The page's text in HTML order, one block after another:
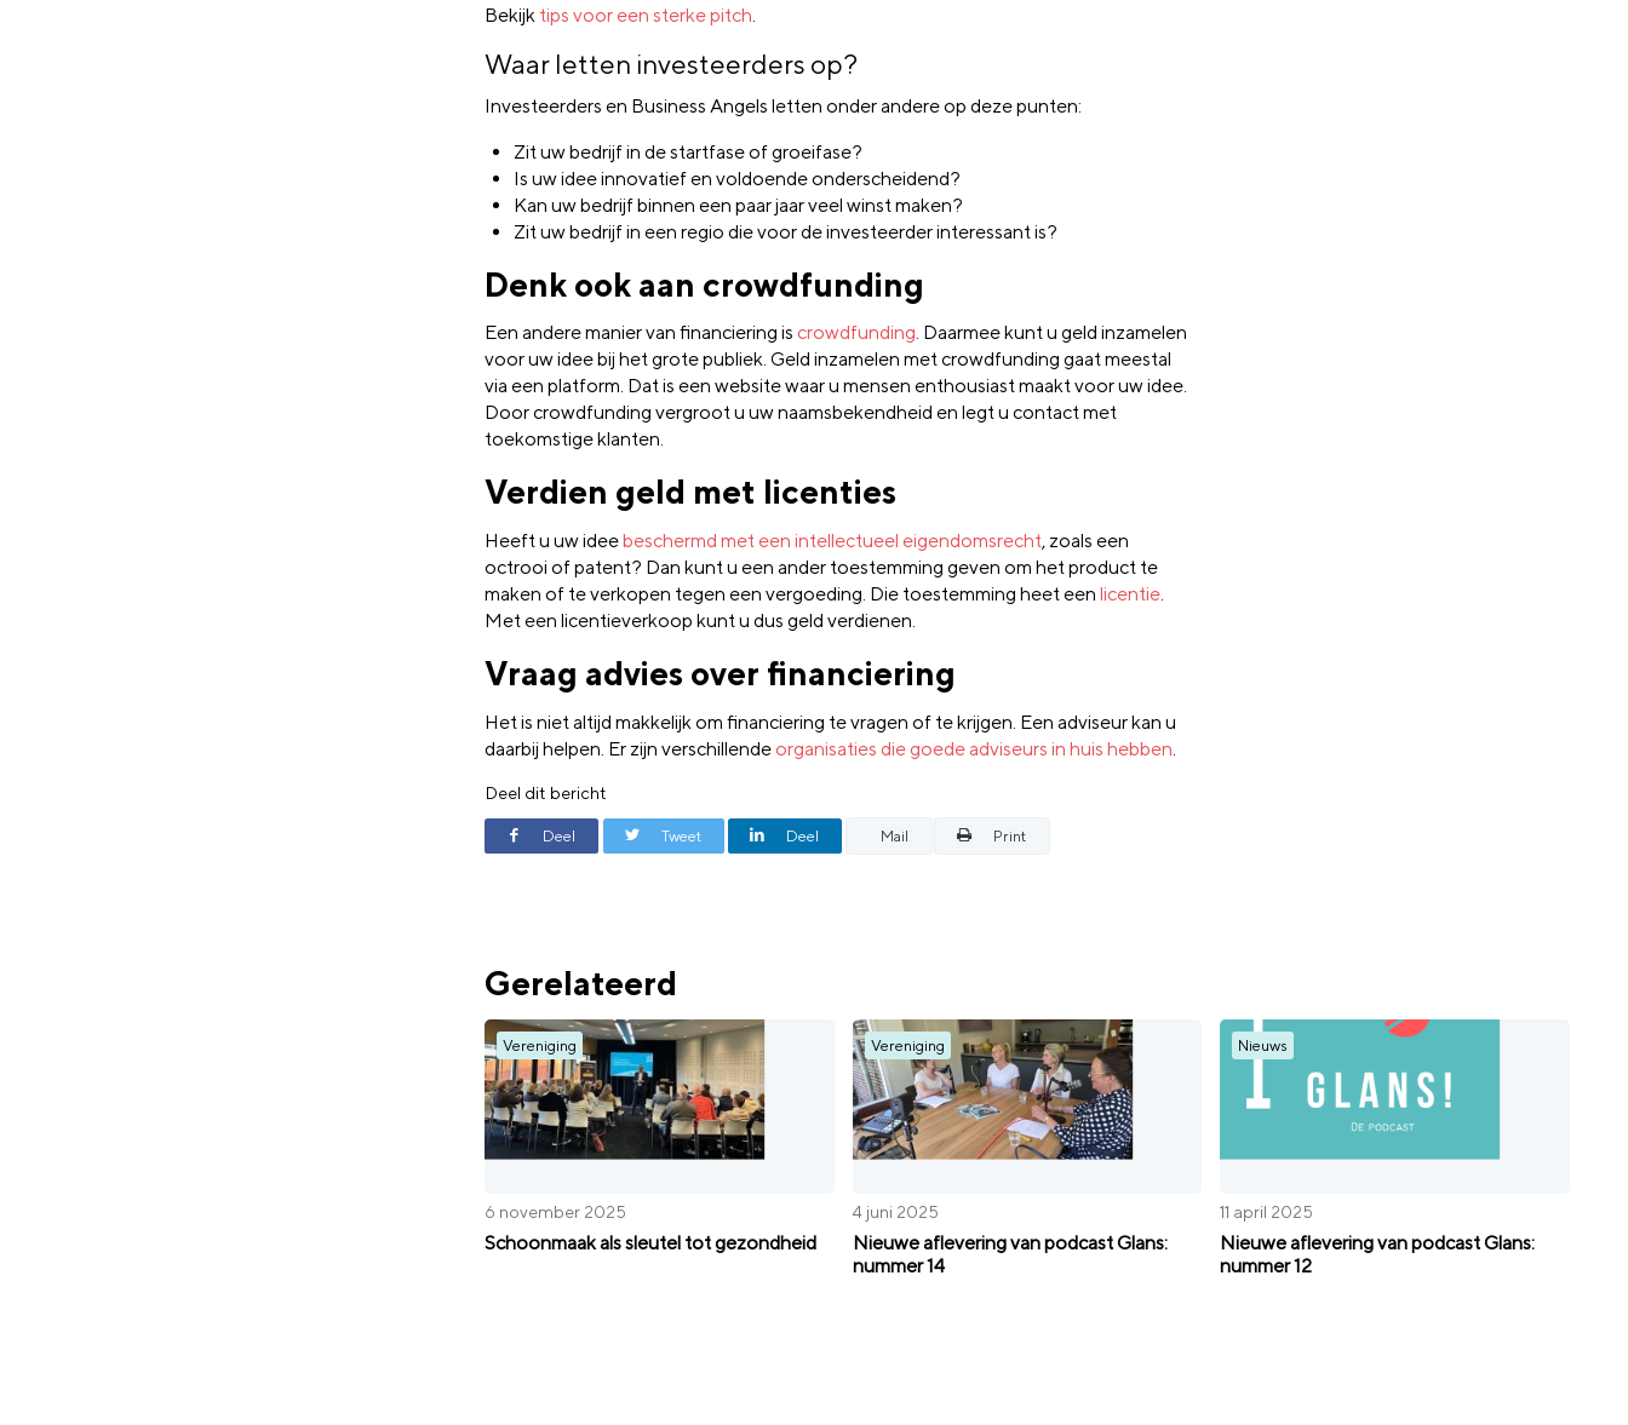
Bekijk tips voor een sterke pitch
Waar letten investeerders op?
Investeerders en Business Angels letten onder andere op deze punten:
Zit uw bedrijf in de startfase of groeifase?
Is uw idee innovatief en voldoende onderscheidend?
Kan uw bedrijf binnen een paar jaar veel winst maken?
Zit uw bedrijf in een regio die voor de investeerder interessant is?
Denk ook aan crowdfunding
Een andere manier van financiering is crowdfunding. Daarmee kunt u geld inzamelen
voor uw idee bij het grote publiek. Geld inzamelen met crowdfunding gaat meestal
via een platform. Dat is een website waar u mensen enthousiast maakt voor uw idee.
Door crowdfunding vergroot u uw naamsbekendheid en legt u contact met
toekomstige klanten.
Verdien geld met licenties
Heeft u uw ideebeschermd met een intellectueel eigendomsrecht, zoals een
octrooi of patent? Dan kunt u een ander toestemming geven om het product te
maken of te verkopen tegen een vergoeding. Die toestemming heet een licentie.
Met een licentieverkoop kunt u dus geld verdienen.
Vraag advies over financiering
Het is niet altijd makkelijk om financiering te vragen of te krijgen. Een adviseur kan u
daarbij helpen. Er zijn verschillende organisaties die goede adviseurs in huis hebben
Deel dit bericht
Deel Tweet Deel Mail Print
Gerelateerd
Vereniging
6 november 2025
Schoonmaak als sleutel tot gezondheid
Vereniging
4 juni 2025
Nieuwe aflevering van podcast Glans:
nummer 14
Nieuws
11 april 2025
Nieuwe aflevering van podcast Glans:
nummer 12